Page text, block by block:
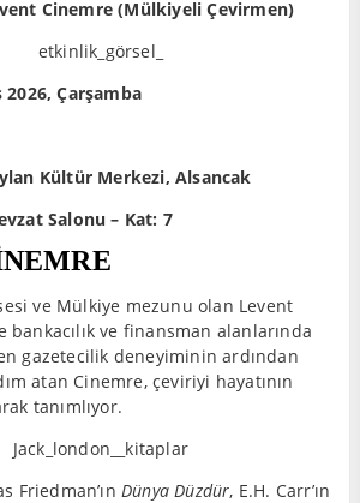
Cinemre (Mülkiyeli Çevirmen)
2026, Çarşamba
Kültür Merkezi, Alsancak
Salonu – Kat: 7
ve Mülkiye mezunu olan Levent
bankacılık ve finansman alanlarında
gazetecilik deneyiminin ardından
atan Cinemre, çeviriyi hayatının
tanımlıyor.
Friedman’ın Dünya Düzdür, E.H. Carr’ın